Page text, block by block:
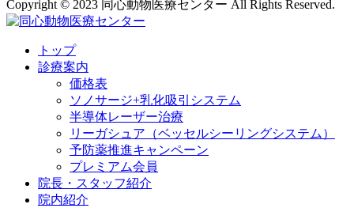
Copyright © 2023 同心動物医療センター All Rights Reserved.
トップ
診療案内
価格表
ソノサージ+乳化吸引システム
半導体レーザー治療
リーガシュア（ベッセルシーリングシステム）
予防薬推進キャンペーン
プレミアム会員
院長・ スタッフ紹介
院内紹介